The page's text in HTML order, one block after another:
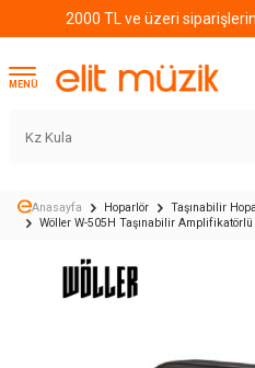
2000 TL ve üzeri
MENÜ
Anasayfa Hoparlör
Taşınabilir
Wöller W-505H Taşınabilir